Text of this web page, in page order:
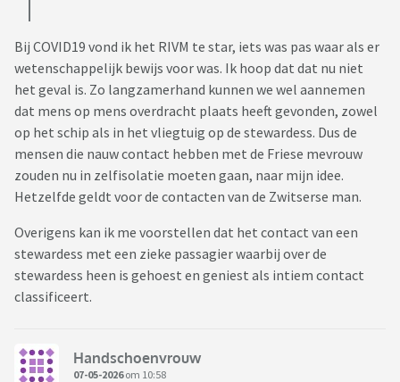
Bij COVID19 vond ik het RIVM te star, iets was pas waar als er
wetenschappelijk bewijs voor was. Ik hoop dat dat nu niet
het geval is. Zo langzamerhand kunnen we wel aannemen
dat mens op mens overdracht plaats heeft gevonden, zowel
op het schip als in het vliegtuig op de stewardess. Dus de
mensen die nauw contact hebben met de Friese mevrouw
zouden nu in zelfisolatie moeten gaan, naar mijn idee.
Hetzelfde geldt voor de contacten van de Zwitserse man.
Overigens kan ik me voorstellen dat het contact van een
stewardess met een zieke passagier waarbij over de
stewardess heen is gehoest en geniest als intiem contact
classificeert.
Handschoenvrouw
07-05-2026om 10:58